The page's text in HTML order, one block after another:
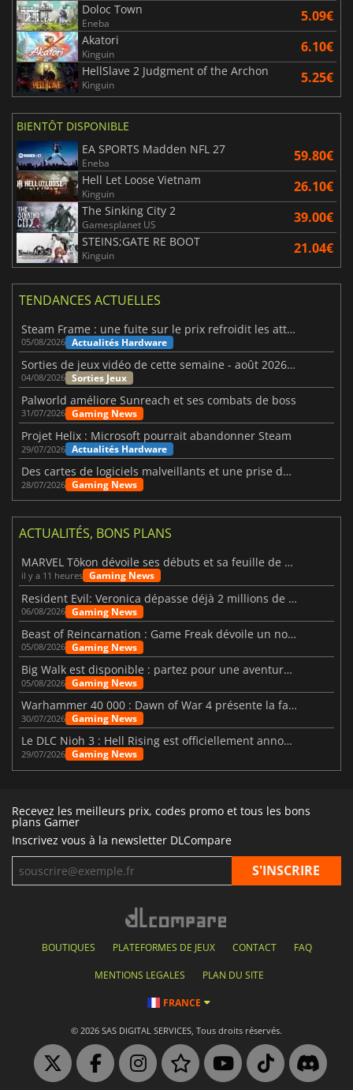
Doloc Town
Eneba 5.09€
Akatori
Kinguin 6.10€
HellSlave 2 Judgment of the Archon
Kinguin 5.25€
BIENTÔT DISPONIBLE
EA SPORTS Madden NFL 27
Eneba 59.80€
Hell Let Loose Vietnam
Kinguin 26.10€
The Sinking City 2
Gamesplanet US 39.00€
STEINS;GATE RE BOOT
Kinguin 21.04€
TENDANCES ACTUELLES
Steam Frame : une fuite sur le prix refroidit les attentes VR
05/08/2026 Actualités Hardware
Sorties de jeux vidéo de cette semaine - août 2026 (semaine 32)
04/08/2026 Sorties Jeux
Palworld améliore Sunreach et ses combats de boss
31/07/2026 Gaming News
Projet Helix : Microsoft pourrait abandonner Steam
29/07/2026 Actualités Hardware
Des cartes de logiciels malveillants et une prise de contrôle de Discord ont touché Meccha Chameleon
28/07/2026 Gaming News
ACTUALITÉS, BONS PLANS
MARVEL Tōkon dévoile ses débuts et sa feuille de route
il y a 11 heures Gaming News
Resident Evil: Veronica dépasse déjà 2 millions de wishlists
06/08/2026 Gaming News
Beast of Reincarnation : Game Freak dévoile un nouveau pari
05/08/2026 Gaming News
Big Walk est disponible : partez pour une aventure entre amis
05/08/2026 Gaming News
Warhammer 40 000 : Dawn of War 4 présente la faction des Nécrons
30/07/2026 Gaming News
Le DLC Nioh 3 : Hell Rising est officiellement annoncé
29/07/2026 Gaming News
Recevez les meilleurs prix, codes promo et tous les bons
plans Gamer
Inscrivez vous à la newsletter DLCompare
BOUTIQUES PLATEFORMES DE JEUX CONTACT FAQ
MENTIONS LEGALES PLAN DU SITE
FRANCE
© 2026 SAS DIGITAL SERVICES, Tous droits réservés.